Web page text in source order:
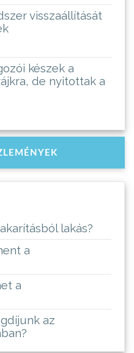
visszaállítását
készek a
de nyitottak a
lakás?
a
a
az